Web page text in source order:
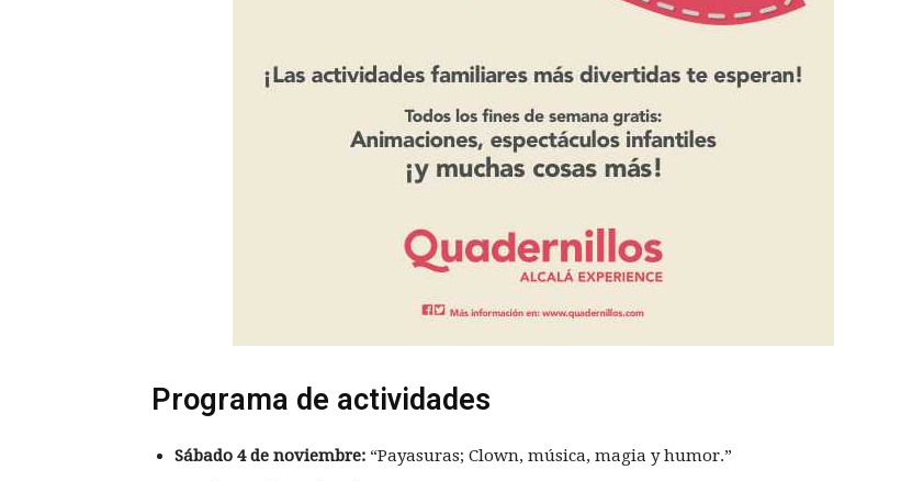
Programa de actividades
Sábado 4 de noviembre: “Payasuras; Clown, música, magia y humor.”